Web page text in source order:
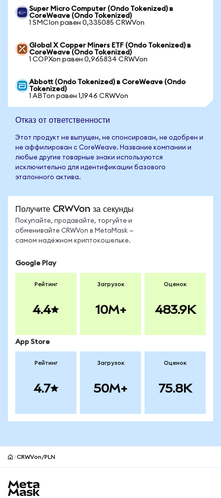
Super Micro Computer (Ondo Tokenized) в
CoreWeave (Ondo Tokenized)
1 SMCIon равен 0,335085 CRWVon
Global X Copper Miners ETF (Ondo Tokenized) в
CoreWeave (Ondo Tokenized)
1 COPXon равен 0,965834 CRWVon
Abbott (Ondo Tokenized) в CoreWeave (Ondo
Tokenized)
1 ABTon равен 1,1946 CRWVon
Отказ от ответственности
Этот продукт не выпущен, не спонсирован, не одобрен и
не аффилирован с CoreWeave. Название компании и
любые другие товарные знаки используются
исключительно для идентификации базового
эталонного актива.
Получите CRWVon за секунды
Покупайте, продавайте, торгуйте и
обменивайте CRWVon в MetaMask —
самом надёжном криптокошельке.
Google Play
Рейтинг
4.4
Загрузок
10M+
Оценок
483.9K
App Store
Рейтинг
4.7
Загрузок
50M+
Оценок
75.8K
CRWVon/PLN